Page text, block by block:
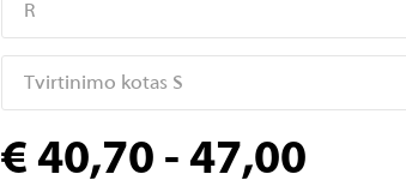
R
Tvirtinimo kotas S
€ 40,70 - 47,00